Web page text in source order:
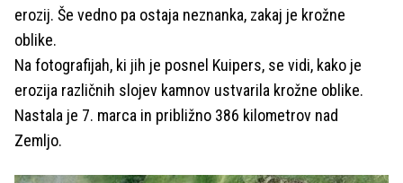
erozij. Še vedno pa ostaja neznanka, zakaj je krožne
oblike.
Na fotografijah, ki jih je posnel Kuipers, se vidi, kako je
erozija različnih slojev kamnov ustvarila krožne oblike.
Nastala je 7. marca in približno 386 kilometrov nad
Zemljo.